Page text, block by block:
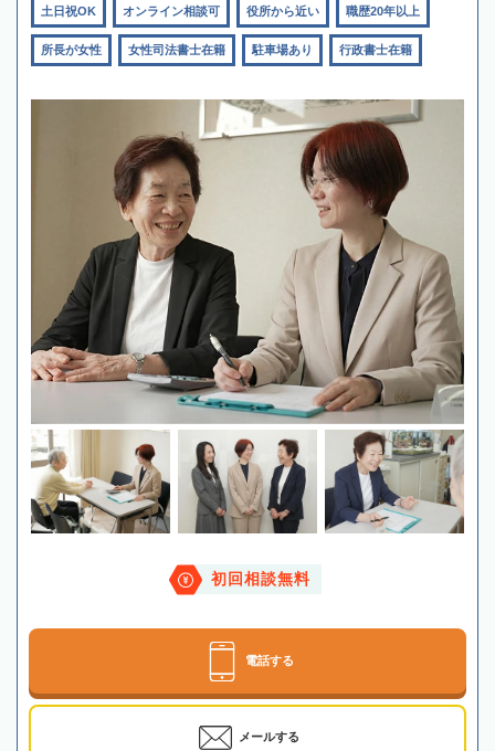
土日祝OK オンライン相談可 役所から近い 職歴20年以上
所長が女性 女性司法書士在籍 駐車場あり 行政書士在籍
初回相談無料
電話する
メールする